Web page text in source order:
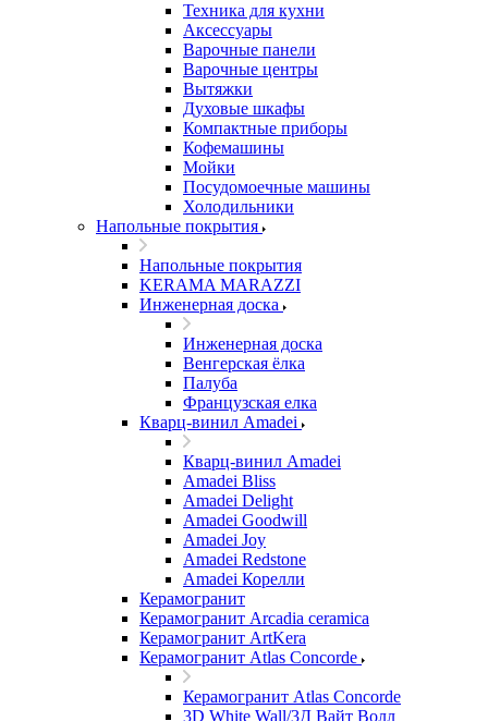
Техника для кухни
Аксессуары
Варочные панели
Варочные центры
Вытяжки
Духовые шкафы
Компактные приборы
Кофемашины
Мойки
Посудомоечные машины
Холодильники
Напольные покрытия
Напольные покрытия
KERAMA MARAZZI
Инженерная доска
Инженерная доска
Венгерская ёлка
Палуба
Французская елка
Кварц-винил Amadei
Кварц-винил Amadei
Amadei Bliss
Amadei Delight
Amadei Goodwill
Amadei Joy
Amadei Redstone
Amadei Корелли
Керамогранит
Керамогранит Arcadia ceramica
Керамогранит ArtKera
Керамогранит Atlas Concorde
Керамогранит Atlas Concorde
3D White Wall/3Д Вайт Волл